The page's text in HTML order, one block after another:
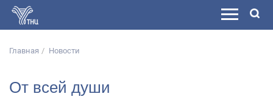
Главная Новости
От всей души